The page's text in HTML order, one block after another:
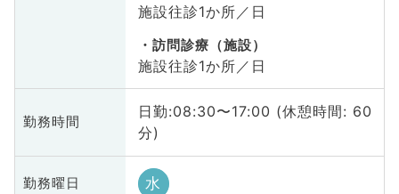
施設往診1か所／日
訪問診療（施設）
施設往診1か所／日
勤務時間
日勤:08:30〜17:00 (休憩時間: 60
分)
勤務曜日 水